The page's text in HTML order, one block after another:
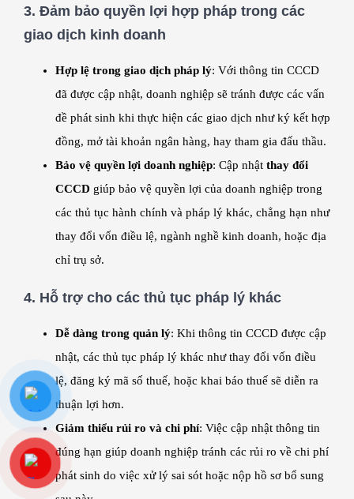
3. Đảm bảo quyền lợi hợp pháp trong các
giao dịch kinh doanh
Hợp lệ trong giao dịch pháp lý: Với thông tin CCCD
đã được cập nhật, doanh nghiệp sẽ tránh được các vấn
đề phát sinh khi thực hiện các giao dịch như ký kết hợp
đồng, mở tài khoản ngân hàng, hay tham gia đấu thầu.
Bảo vệ quyền lợi doanh nghiệp: Cập nhật thay đổi
CCCD giúp bảo vệ quyền lợi của doanh nghiệp trong
các thủ tục hành chính và pháp lý khác, chẳng hạn như
thay đổi vốn điều lệ, ngành nghề kinh doanh, hoặc địa
chỉ trụ sở.
4. Hỗ trợ cho các thủ tục pháp lý khác
Dễ dàng trong quản lý: Khi thông tin CCCD được cập
nhật, các thủ tục pháp lý khác như thay đổi vốn điều
lệ, đăng ký mã số thuế, hoặc khai báo thuế sẽ diễn ra
thuận lợi hơn.
Giảm thiểu rủi ro và chi phí: Việc cập nhật thông tin
đúng hạn giúp doanh nghiệp tránh các rủi ro về chi phí
phát sinh do việc xử lý sai sót hoặc nộp hồ sơ bổ sung